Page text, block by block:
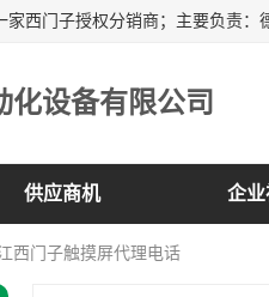
化设备有限公司
供应商机 企
西门子触摸屏代理电话